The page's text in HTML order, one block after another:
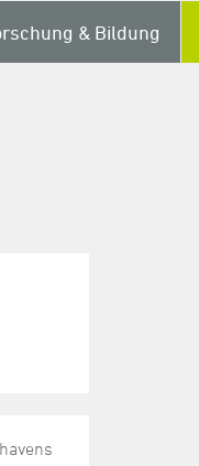
& Bildung